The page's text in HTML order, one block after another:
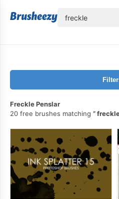
Freckle Penslar
20 free brushes matching